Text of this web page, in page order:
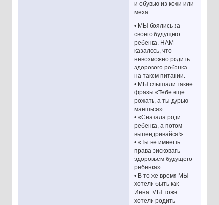
и обувью из кожи или
меха.
• МЫ боялись за
своего будущего
ребенка. НАМ
казалось, что
невозможно родить
здорового ребенка
на таком питании.
• МЫ слышали такие
фразы «Тебе еще
рожать, а ты дурью
маешься»
• «Сначала роди
ребенка, а потом
выпендривайся!»
• «Ты не имеешь
права рисковать
здоровьем будущего
ребенка».
• В то же время МЫ
хотели быть как
Инна. МЫ тоже
хотели родить